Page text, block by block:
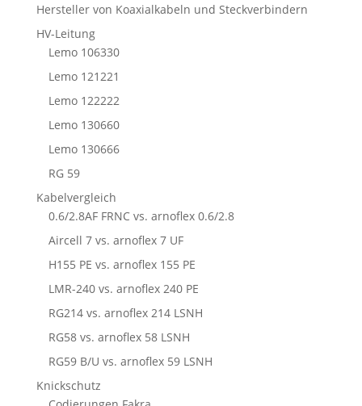
Hersteller von Koaxialkabeln und Steckverbindern
HV-Leitung
Lemo 106330
Lemo 121221
Lemo 122222
Lemo 130660
Lemo 130666
RG 59
Kabelvergleich
0.6/2.8AF FRNC vs. arnoflex 0.6/2.8
Aircell 7 vs. arnoflex 7 UF
H155 PE vs. arnoflex 155 PE
LMR-240 vs. arnoflex 240 PE
RG214 vs. arnoflex 214 LSNH
RG58 vs. arnoflex 58 LSNH
RG59 B/U vs. arnoflex 59 LSNH
Knickschutz